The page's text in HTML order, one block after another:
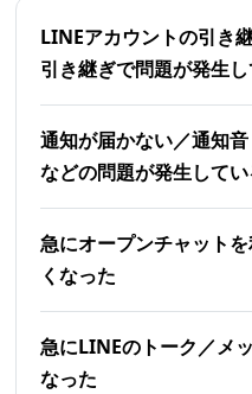
LINEアカウントの引き
引き継ぎで問題が発生
通知が届かない／通知
などの問題が発生してい
急にオープンチャット
くなった
急にLINEのトーク／メ
なった